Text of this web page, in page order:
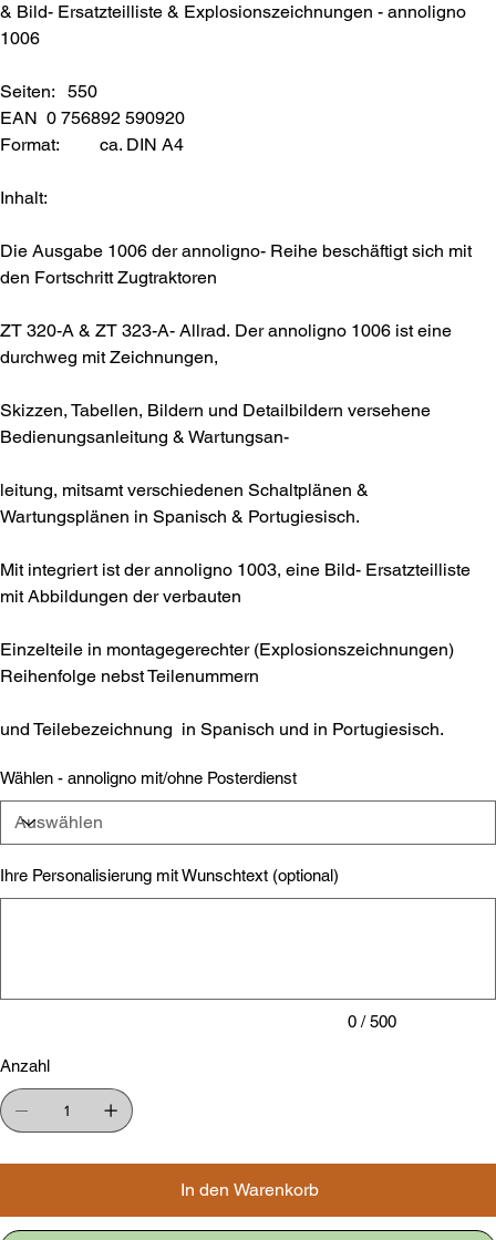
& Bild- Ersatzteilliste & Explosionszeichnungen - annoligno
1006
Seiten: 550
EAN 0 756892 590920
Format: ca. DIN A4
Inhalt:
Die Ausgabe 1006 der annoligno- Reihe beschäftigt sich mit
den Fortschritt Zugtraktoren
ZT 320-A & ZT 323-A- Allrad. Der annoligno 1006 ist eine
durchweg mit Zeichnungen,
Skizzen, Tabellen, Bildern und Detailbildern versehene
Bedienungsanleitung & Wartungsan-
leitung, mitsamt verschiedenen Schaltplänen &
Wartungsplänen in Spanisch & Portugiesisch.
Mit integriert ist der annoligno 1003, eine Bild- Ersatzteilliste
mit Abbildungen der verbauten
Einzelteile in montagegerechter (Explosionszeichnungen)
Reihenfolge nebst Teilenummern
und Teilebezeichnung in Spanisch und in Portugiesisch.
Wählen - annoligno mit/ohne Posterdienst
Ihre Personalisierung mit Wunschtext (optional)
0 / 500
Anzahl
In den Warenkorb